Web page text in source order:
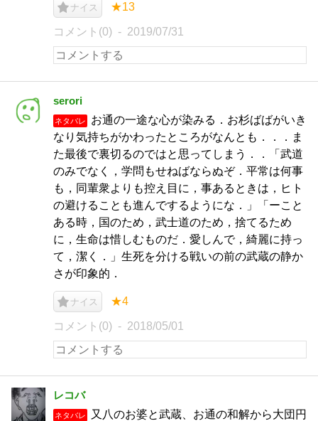
ナイス ★13
コメント(0) 2019/07/31
serori
ネタバレ
お通の一途な心が染みる．お杉ばばがいき
なり気持ちがかわったところがなんとも．．．ま
た最後で裏切るのではと思ってしまう．．「武道
のみでなく，学問もせねばならぬぞ．平常は何事
も，同輩衆よりも控え目に，事あるときは，ヒト
の避けることも進んでするようにな．」「ーこと
ある時，国のため，武士道のため，捨てるため
に，生命は惜しむものだ．愛しんで，綺麗に持っ
て，潔く．」生死を分ける戦いの前の武蔵の静か
さが印象的．
ナイス ★4
コメント(0) 2018/05/01
レコバ
ネタバレ
又八のお婆と武蔵、お通の和解から大団円